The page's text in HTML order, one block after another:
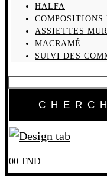
HALFA
COMPOSITIONS
ASSIETTES
MACRAMÉ
SUIVI DES
00 TND